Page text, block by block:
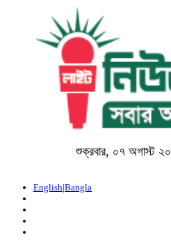
শুক্রবার, ০৭ অগাস্ট
English|Bangla